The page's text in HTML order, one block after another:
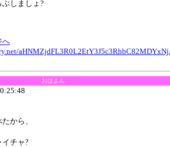
しましょ?
へ
おはよん
から、
イチャ?